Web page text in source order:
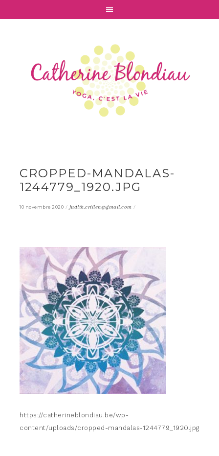
CROPPED-MANDALAS-
1244779_1920.JPG
10 novembre 2020 / judith.crillen@gmail.com /
https://catherineblondiau.be/wp-
content/uploads/cropped-mandalas-1244779_1920.jpg